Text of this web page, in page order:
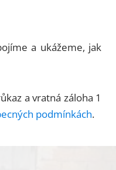
a ukážeme, jak
a vratná záloha 1
podmínkách.